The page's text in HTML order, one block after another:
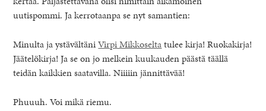
uutispommi. Ja kerrotaanpa se nyt samantien:
Minulta ja ystävältäniVirpi Mikkoseltatulee kirja! Ruokakirja!
Jäätelökirja! Ja se on jo melkein kuukauden päästä täällä
teidän kaikkien saatavilla. Niiiiin jännittävää!
Phuuuh. Voi mikä riemu.